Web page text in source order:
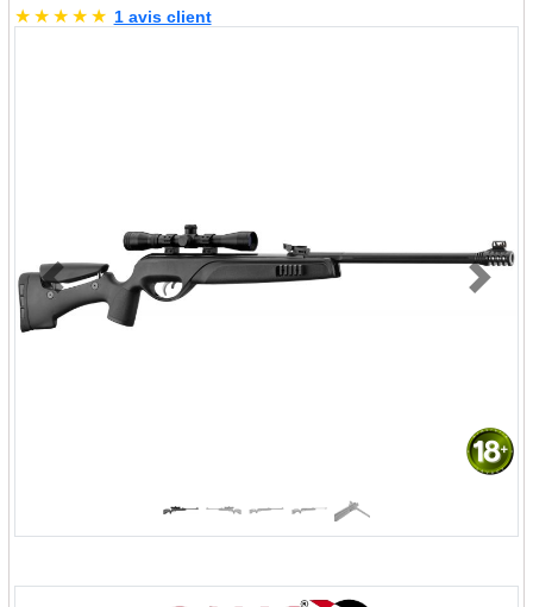
★ ★ ★ ★ ★ 1 avis client
Previous Next